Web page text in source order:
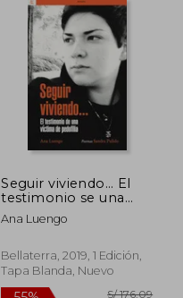
55%
dcto.
Seguir viviendo… El
testimonio se una
víctima de pedofilia
Ana Luengo
Bellaterra, 2019, 1 Edición,
Tapa Blanda, Nuevo